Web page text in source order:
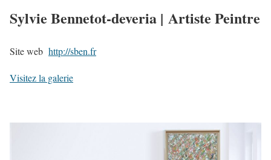
Sylvie Bennetot-deveria | Artiste Peintre
Site web http://sben.fr
Visitez la galerie